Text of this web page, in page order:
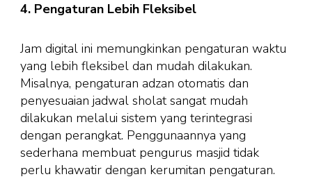
4. Pengaturan Lebih Fleksibel
Jam digital ini memungkinkan pengaturan waktu
yang lebih fleksibel dan mudah dilakukan.
Misalnya, pengaturan adzan otomatis dan
penyesuaian jadwal sholat sangat mudah
dilakukan melalui sistem yang terintegrasi
dengan perangkat. Penggunaannya yang
sederhana membuat pengurus masjid tidak
perlu khawatir dengan kerumitan pengaturan.